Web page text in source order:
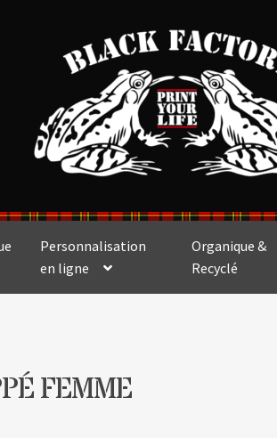
Personnalisation
en ligne
Organique &
Recyclé
FEMME